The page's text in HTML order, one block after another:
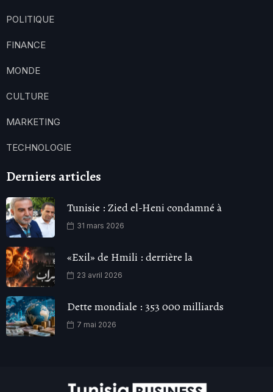
POLITIQUE
FINANCE
MONDE
CULTURE
MARKETING
TECHNOLOGIE
Derniers articles
Tunisie : Zied el-Heni condamné à
31 mars 2026
«Exil» de Hmili : derrière la
23 avril 2026
Dette mondiale : 353 000 milliards
7 mai 2026